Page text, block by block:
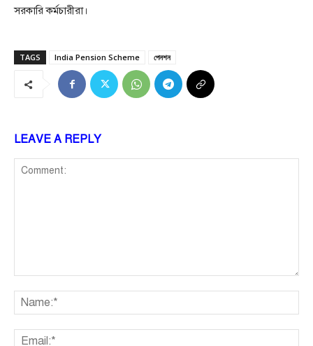
সরকারি কর্মচারীরা।
TAGS India Pension Scheme পেনশন
LEAVE A REPLY